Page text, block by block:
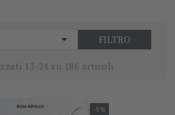
 FILTRO
13-24 su 186 articoli
-5%